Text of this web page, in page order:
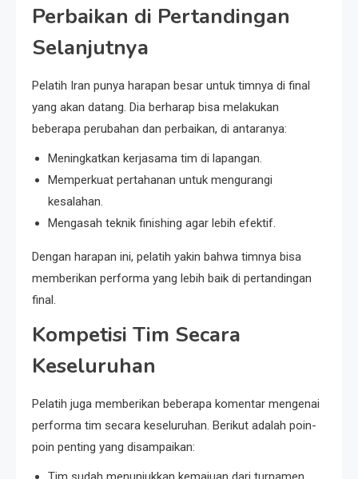
Perbaikan di Pertandingan
Selanjutnya
Pelatih Iran punya harapan besar untuk timnya di final
yang akan datang. Dia berharap bisa melakukan
beberapa perubahan dan perbaikan, di antaranya:
Meningkatkan kerjasama tim di lapangan.
Memperkuat pertahanan untuk mengurangi
kesalahan.
Mengasah teknik finishing agar lebih efektif.
Dengan harapan ini, pelatih yakin bahwa timnya bisa
memberikan performa yang lebih baik di pertandingan
final.
Kompetisi Tim Secara
Keseluruhan
Pelatih juga memberikan beberapa komentar mengenai
performa tim secara keseluruhan. Berikut adalah poin-
poin penting yang disampaikan: